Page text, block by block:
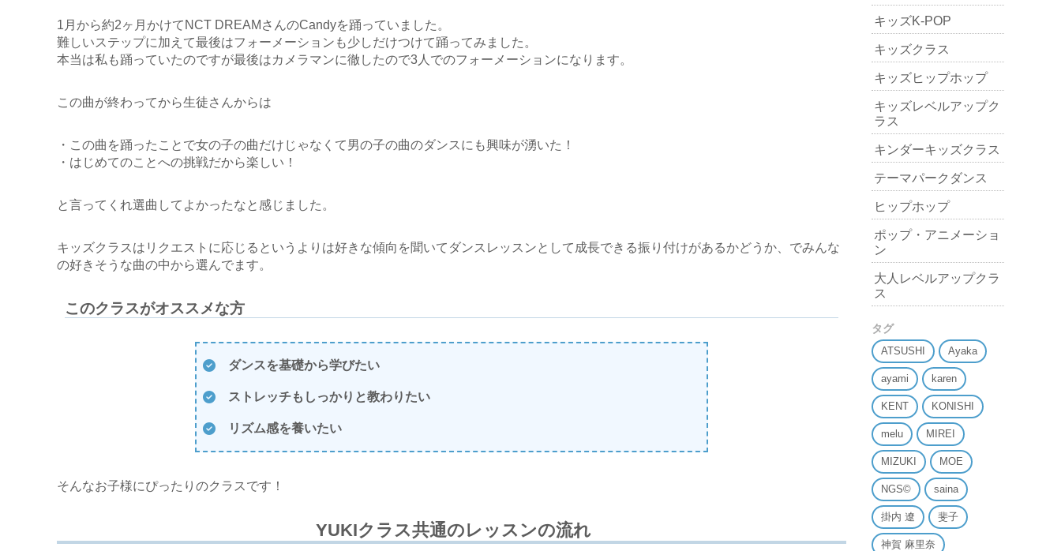
1月から約2ヶ月かけてNCT DREAMさんのCandyを踊っていました。
難しいステップに加えて最後はフォーメーションも少しだけつけて踊ってみました。
本当は私も踊っていたのですが最後はカメラマンに徹したので3人でのフォーメーションになります。
この曲が終わってから生徒さんからは
・この曲を踊ったことで女の子の曲だけじゃなくて男の子の曲のダンスにも興味が湧いた！
・はじめてのことへの挑戦だから楽しい！
と言ってくれ選曲してよかったなと感じました。
キッズクラスはリクエストに応じるというよりは好きな傾向を聞いてダンスレッスンとして成長できる振り付けがあるかどうか、でみんな
の好きそうな曲の中から選んでます。
このクラスがオススメな方
ダンスを基礎から学びたい
ストレッチもしっかりと教わりたい
リズム感を養いたい
そんなお子様にぴったりのクラスです！
YUKIクラス共通のレッスンの流れ
キッズK-POP
キッズクラス
キッズヒップホップ
キッズレベルアップク
ラス
キンダーキッズクラス
テーマパークダンス
ヒップホップ
ポップ・アニメーショ
ン
大人レベルアップクラ
ス
タグ
ATSUSHI Ayaka
ayami karen
KENT KONISHI
melu MIREI
MIZUKI MOE
NGS© saina
掛内 遼 斐子
神賀 麻里奈